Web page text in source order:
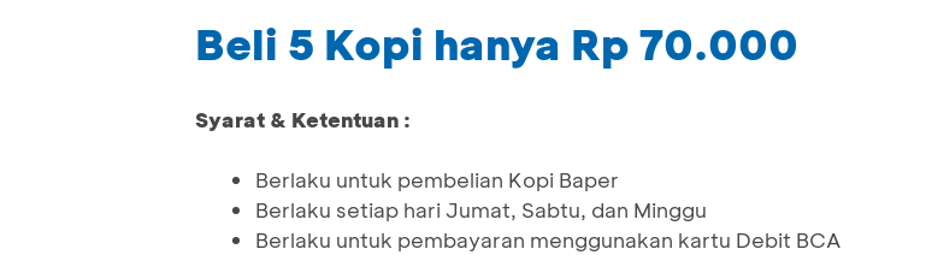
Beli 5 Kopi hanya Rp 70.000
Syarat & Ketentuan :
Berlaku untuk pembelian Kopi Baper
Berlaku setiap hari Jumat, Sabtu, dan Minggu
Berlaku untuk pembayaran menggunakan kartu Debit BCA